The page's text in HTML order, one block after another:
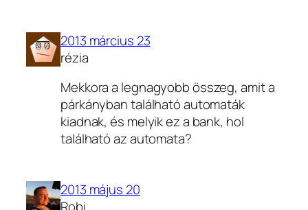
2013 március 23
rézia
Mekkora a legnagyobb összeg, amit a
párkányban található automaták
kiadnak, és melyik ez a bank, hol
található az automata?
2013 május 20